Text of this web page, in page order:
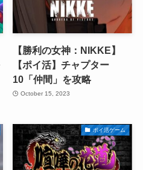
【勝利の女神：NIKKE】
【ポイ活】チャプター
10「仲間」を攻略
October 15, 2023
ポイ活ゲーム